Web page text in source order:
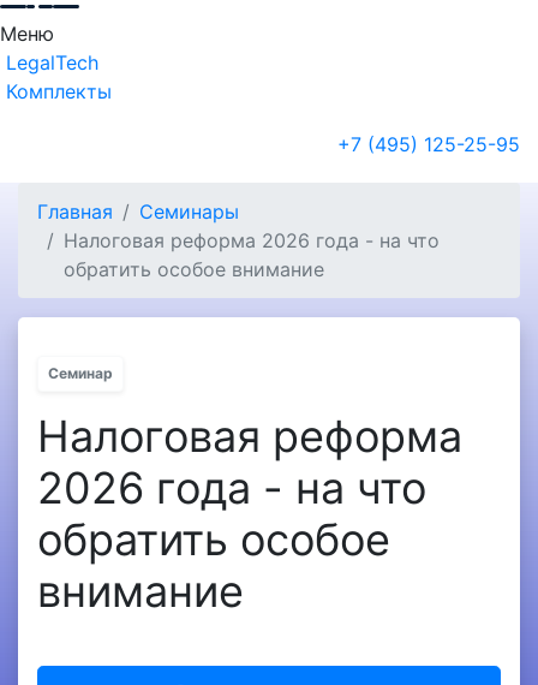
Меню
LegalTech
Комплекты
+7 (495) 125-25-95
Главная
Семинары
Налоговая реформа 2026 года - на что
обратить особое внимание
Семинар
Налоговая реформа
2026 года - на что
обратить особое
внимание